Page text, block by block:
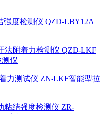
QZD-LBY12A
QZD-LKF
仪
ZN-LKF智能型拉
ZR-